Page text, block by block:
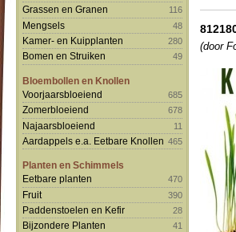
Grassen en Granen 116
Mengsels 48
Kamer- en Kuipplanten 280
Bomen en Struiken 49
Bloembollen en Knollen
Voorjaarsbloeiend
685
Zomerbloeiend 678
Najaarsbloeiend 11
Aardappels e.a. Eetbare Knollen 465
Planten en Schimmels
Eetbare planten
470
Fruit 390
Paddenstoelen en Kefir 28
Bijzondere Planten 41
(door